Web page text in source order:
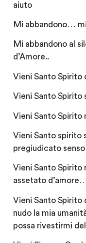
aiuto
Mi abbandono…
Mi abbandono al
d’Amore..
Vieni Santo Spirito
Vieni Santo
Vieni Santo
Vieni Santo spirito
pregiudicato
Vieni Santo Spirito
assetato
Vieni Santo Spirito
nudo la mia
possa rivestirmi